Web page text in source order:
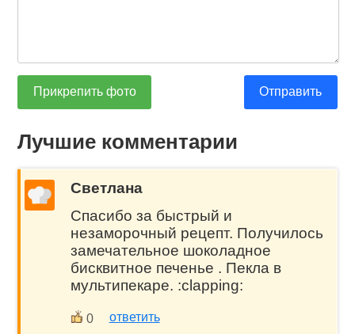
Прикрепить фото Отправить
Лучшие комментарии
Светлана
Спасибо за быстрый и
незаморочный рецепт. Получилось
замечательное шоколадное
бисквитное печенье . Пекла в
мультипекаре. :clapping:
0 ответить